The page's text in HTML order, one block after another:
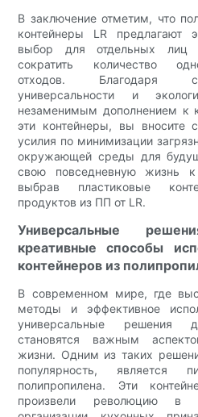
В заключение отметим, что
контейнеры LR предлагают
выбор для отдельных лиц
сократить количество
отходов. Благодаря
универсальности и
незаменимым дополнением к
эти контейнеры, вы вносите
усилия по минимизации
окружающей среды для
свою повседневную жизнь
выбрав пластиковые
продуктов из ПП от LR.
Универсальные
креативные способы
контейнеров из
В современном мире, где
методы и эффективное
универсальные решения
становятся важным
жизни. Одним из таких
популярность, является
полипропилена. Эти
произвели революцию в